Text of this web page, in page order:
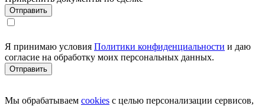
Я принимаю условия Политики конфиденциальности и даю
согласие на обработку моих персональных данных.
Мы обрабатываем cookies с целью персонализации сервисов,